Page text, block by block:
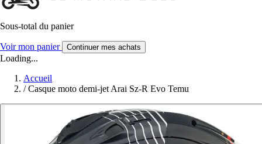
Sous-total du panier
Voir mon panier Continuer mes achats
Loading...
Accueil
/ Casque moto demi-jet Arai Sz-R Evo Temu